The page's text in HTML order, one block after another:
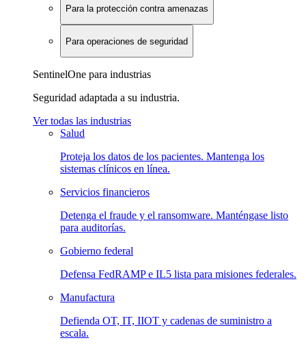
Para la protección contra amenazas
Para operaciones de seguridad
SentinelOne para industrias
Seguridad adaptada a su industria.
Ver todas las industrias
Salud
Proteja los datos de los pacientes. Mantenga los
sistemas clínicos en línea.
Servicios financieros
Detenga el fraude y el ransomware. Manténgase listo
para auditorías.
Gobierno federal
Defensa FedRAMP e IL5 lista para misiones federales.
Manufactura
Defienda OT, IT, IIOT y cadenas de suministro a
escala.